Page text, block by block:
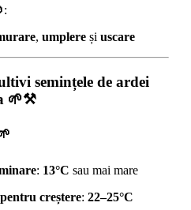
:
, umplere și uscare
semințele de ardei
🌱⚒️
: 13°C sau mai mare
creștere: 22–25°C